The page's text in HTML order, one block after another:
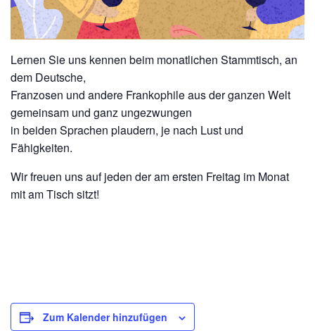
Lernen Sie uns kennen beim monatlichen Stammtisch, an
dem Deutsche,
Franzosen und andere Frankophile aus der ganzen Welt
gemeinsam und ganz ungezwungen
in beiden Sprachen plaudern, je nach Lust und
Fähigkeiten.
Wir freuen uns auf jeden der am ersten Freitag im Monat
mit am Tisch sitzt!
Zum Kalender hinzufügen